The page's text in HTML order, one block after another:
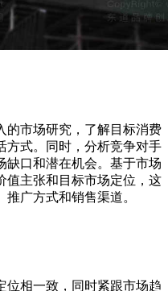
的市场研究，了解目标消费
方式。同时，分析竞争对手
缺口和潜在机会。基于市场
值主张和目标市场定位，这
广方式和销售渠道。
位相一致，同时紧跟市场趋